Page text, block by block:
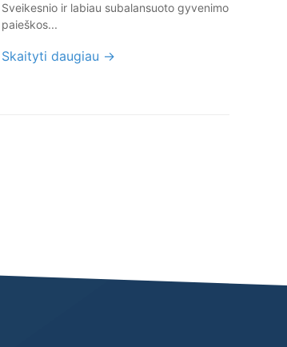
Sveikesnio ir labiau subalansuoto gyvenimo
paieškos...
Skaityti daugiau →